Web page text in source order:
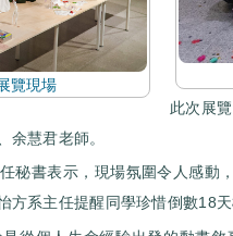
覽現場
此次展
余慧君老師。
秘書表示，現場氛圍令人感
系主任提醒同學珍惜倒數18